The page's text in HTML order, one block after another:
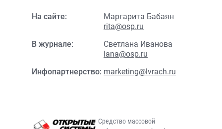
На сайте:
Маргарита Бабаян
rita@osp.ru
В журнале:
Светлана Иванова
lana@osp.ru
Инфопартнерство: marketing@lvrach.ru
Средство массовой